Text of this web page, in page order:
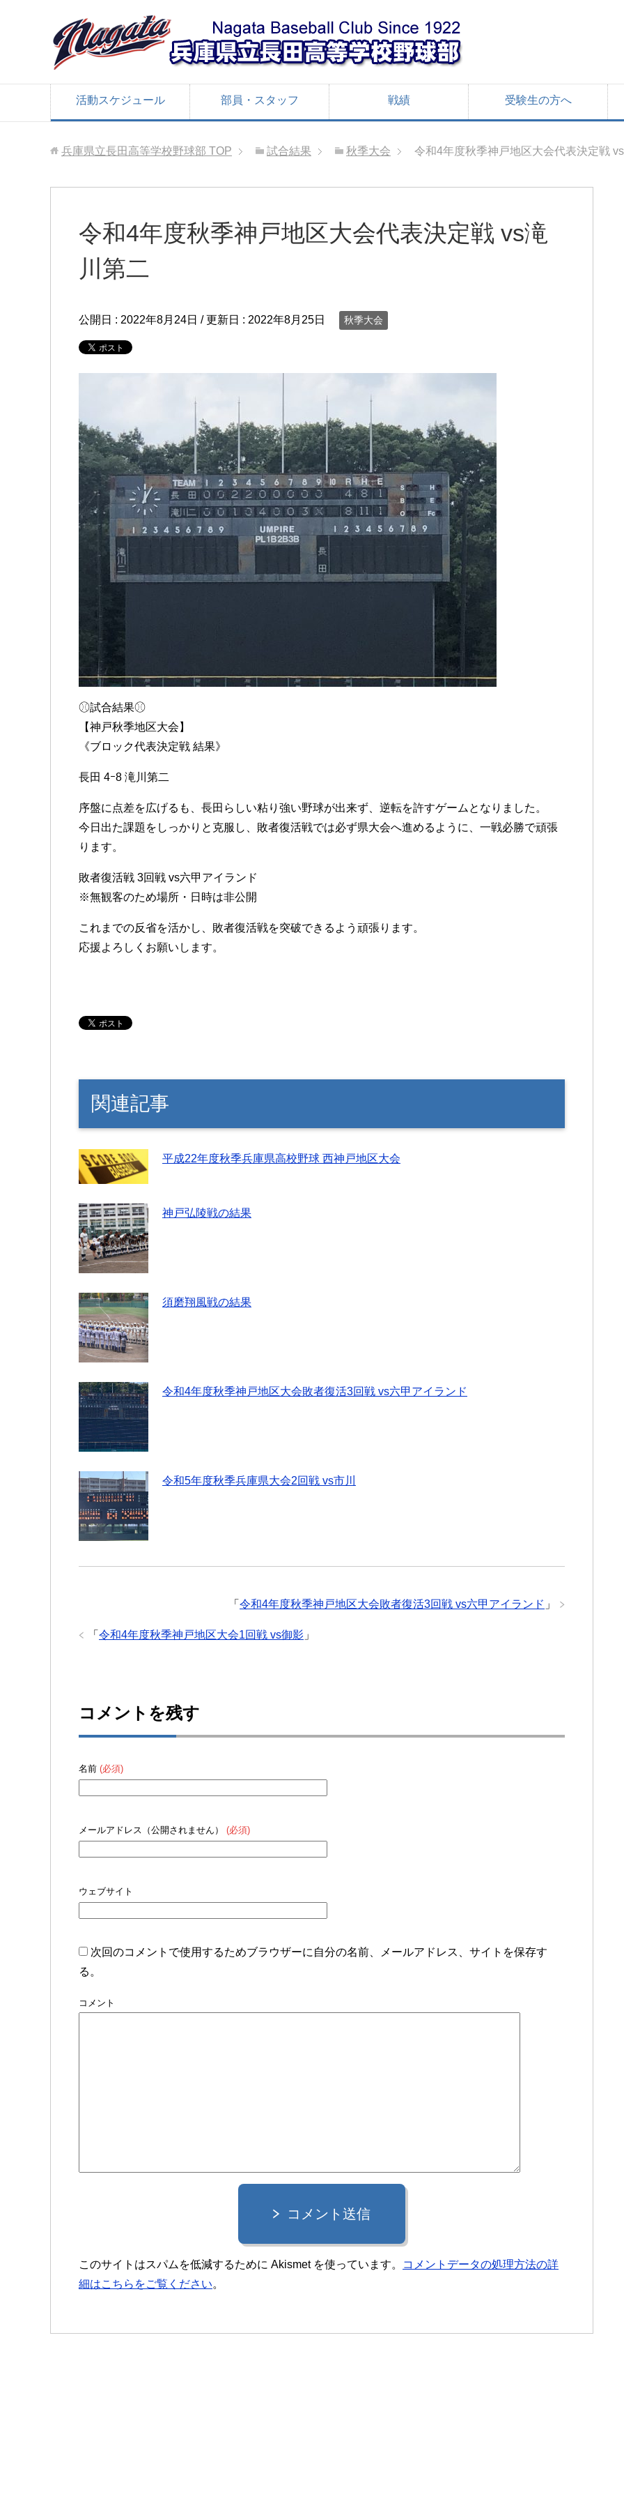
活動スケジュール 部員・スタッフ 戦績 受験生の方へ
兵庫県立長田高等学校野球部 TOP 試合結果 秋季大会 令和4年度秋季神戸地区大会代表決定戦
令和4年度秋季神戸地区大会代表決定戦 vs滝
川第二
公開日 : 2022年8月24日 / 更新日 : 2022年8月25日 秋季大会
⚾︎試合結果⚾︎
【神戸秋季地区大会】
《ブロック代表決定戦 結果》
長田 4ｰ8 滝川第二
序盤に点差を広げるも、長田らしい粘り強い野球が出来ず、逆転を許すゲームとなりました。
今日出た課題をしっかりと克服し、敗者復活戦では必ず県大会へ進めるように、一戦必勝で頑張
ります。
敗者復活戦 3回戦 vs六甲アイランド
※無観客のため場所・日時は非公開
これまでの反省を活かし、敗者復活戦を突破できるよう頑張ります。
応援よろしくお願いします。
関連記事
平成22年度秋季兵庫県高校野球 西神戸地区大会
神戸弘陵戦の結果
須磨翔風戦の結果
令和4年度秋季神戸地区大会敗者復活3回戦 vs六甲アイランド
令和5年度秋季兵庫県大会2回戦 vs市川
「 令和4年度秋季神戸地区大会敗者復活3回戦 vs六甲アイランド 」
「 令和4年度秋季神戸地区大会1回戦 vs御影 」
コメントを残す
名前 (必須)
メールアドレス（公開されません） (必須)
ウェブサイト
次回のコメントで使用するためブラウザーに自分の名前、メールアドレス、サイトを保存す
る。
コメント
コメント送信
このサイトはスパムを低減するために Akismet を使っています。
コメントデータの処理方法の詳
細はこちらをご覧ください。